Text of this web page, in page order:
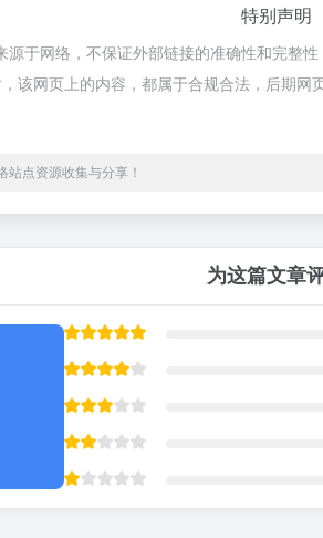
特别声明
源于网络，不保证外部链接的准确性和完整
，该网页上的内容，都属于合规合法，后期
站点资源收集与分享！
为这篇文章